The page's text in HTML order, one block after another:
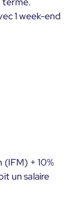
1 week-end
(IFM) + 10%
un salaire